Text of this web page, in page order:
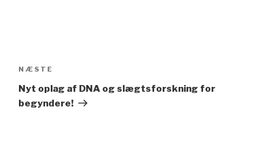
Næste
indlæg
NÆSTE
Nyt oplag af DNA og slægtsforskning for
begyndere!